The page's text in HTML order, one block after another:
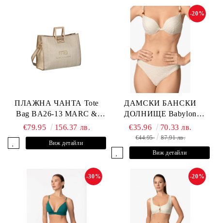
ПЛАЖНА ЧАНТА Tote
Bag BA26-13 MARC &
ANDRE
€79.95 156.37 лв.
Виж детайли
ДАМСКИ БАНСКИ
ДОЛНИЩЕ Babylon
L2613-Z-MTB MARC &
ANDRE
-20%
€35.96 70.33 лв.
€44.95 87.91 лв.
Виж детайли
-30% -20%